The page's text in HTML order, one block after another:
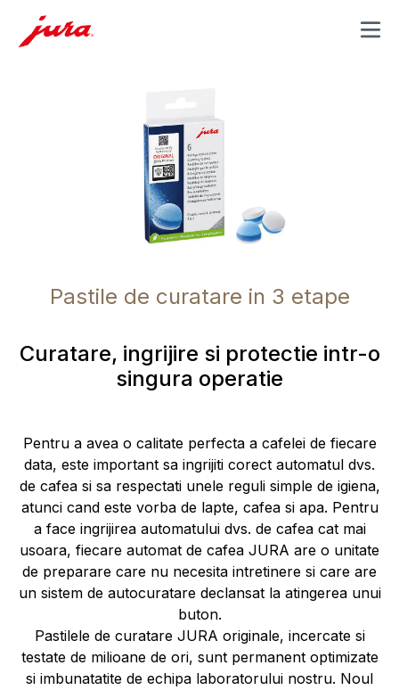
MENU
Pastile de curatare in 3 etape
Curatare, ingrijire si protectie intr-o
singura operatie
Pentru a avea o calitate perfecta a cafelei de fiecare
data, este important sa ingrijiti corect automatul dvs.
de cafea si sa respectati unele reguli simple de igiena,
atunci cand este vorba de lapte, cafea si apa. Pentru
a face ingrijirea automatului dvs. de cafea cat mai
usoara, fiecare automat de cafea JURA are o unitate
de preparare care nu necesita intretinere si care are
un sistem de autocuratare declansat la atingerea unui
buton.
Pastilele de curatare JURA originale, incercate si
testate de milioane de ori, sunt permanent optimizate
si imbunatatite de echipa laboratorului nostru. Noul